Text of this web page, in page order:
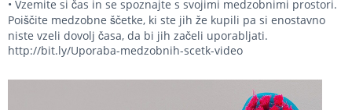
• Vzemite si čas in se spoznajte s svojimi medzobnimi prostori.
Poiščite medzobne ščetke, ki ste jih že kupili pa si enostavno
niste vzeli dovolj časa, da bi jih začeli uporabljati.
http://bit.ly/Uporaba-medzobnih-scetk-video